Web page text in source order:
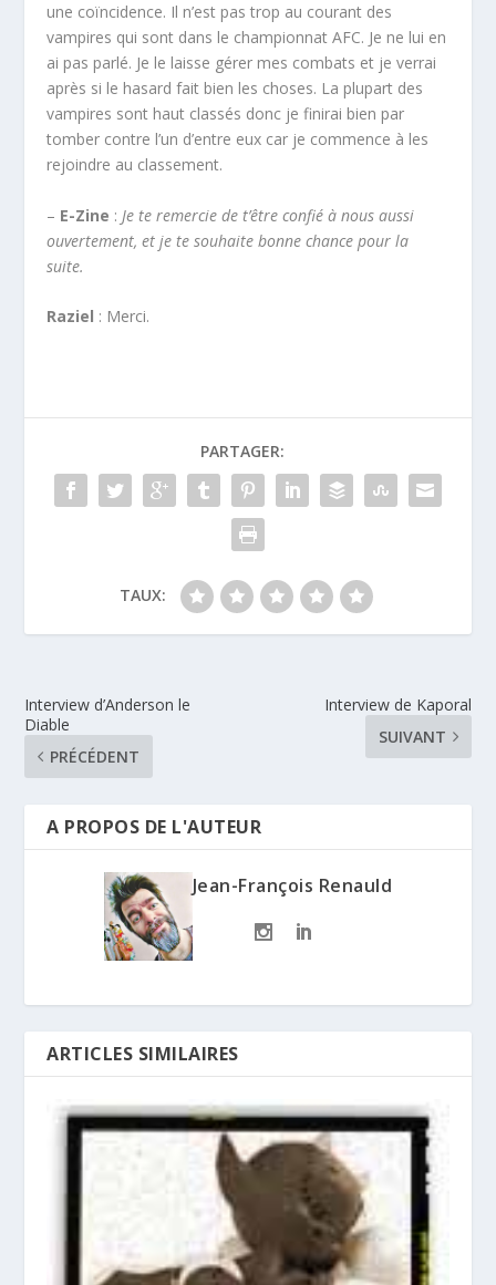
une coïncidence. Il n’est pas trop au courant des
vampires qui sont dans le championnat AFC. Je ne lui en
ai pas parlé. Je le laisse gérer mes combats et je verrai
après si le hasard fait bien les choses. La plupart des
vampires sont haut classés donc je finirai bien par
tomber contre l’un d’entre eux car je commence à les
rejoindre au classement.
– E-Zine :Je te remercie de t’être confié à nous aussi
ouvertement, et je te souhaite bonne chance pour la
suite.
Raziel : Merci.
PARTAGER:
TAUX:
Interview d’Anderson le
Diable
PRÉCÉDENT
Interview de Kaporal
SUIVANT
A PROPOS DE L'AUTEUR
Jean-François Renauld
ARTICLES SIMILAIRES